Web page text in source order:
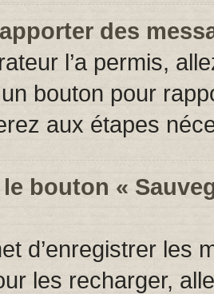
des
l’a permis,
bouton pour
aux étapes
bouton «
d’enregistrer les
les recharger,